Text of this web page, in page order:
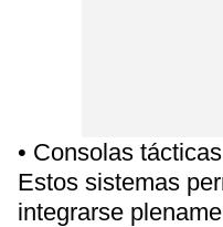
• Consolas
Estos sistemas
integrarse